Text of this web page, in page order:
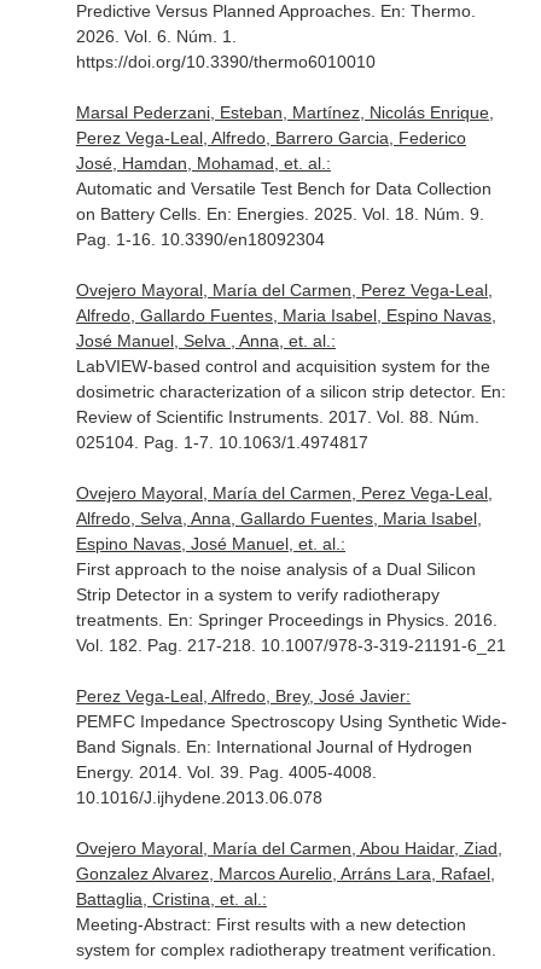
Predictive Versus Planned Approaches. En: Thermo.
2026. Vol. 6. Núm. 1.
https://doi.org/10.3390/thermo6010010
Marsal Pederzani, Esteban, Martínez, Nicolás Enrique,
Perez Vega-Leal, Alfredo, Barrero Garcia, Federico
José, Hamdan, Mohamad, et. al.:
Automatic and Versatile Test Bench for Data Collection
on Battery Cells. En: Energies. 2025. Vol. 18. Núm. 9.
Pag. 1-16. 10.3390/en18092304
Ovejero Mayoral, María del Carmen, Perez Vega-Leal,
Alfredo, Gallardo Fuentes, Maria Isabel, Espino Navas,
José Manuel, Selva , Anna, et. al.:
LabVIEW-based control and acquisition system for the
dosimetric characterization of a silicon strip detector. En:
Review of Scientific Instruments. 2017. Vol. 88. Núm.
025104. Pag. 1-7. 10.1063/1.4974817
Ovejero Mayoral, María del Carmen, Perez Vega-Leal,
Alfredo, Selva, Anna, Gallardo Fuentes, Maria Isabel,
Espino Navas, José Manuel, et. al.:
First approach to the noise analysis of a Dual Silicon
Strip Detector in a system to verify radiotherapy
treatments. En: Springer Proceedings in Physics. 2016.
Vol. 182. Pag. 217-218. 10.1007/978-3-319-21191-6_21
Perez Vega-Leal, Alfredo, Brey, José Javier:
PEMFC Impedance Spectroscopy Using Synthetic Wide-
Band Signals. En: International Journal of Hydrogen
Energy. 2014. Vol. 39. Pag. 4005-4008.
10.1016/J.ijhydene.2013.06.078
Ovejero Mayoral, María del Carmen, Abou Haidar, Ziad,
Gonzalez Alvarez, Marcos Aurelio, Arráns Lara, Rafael,
Battaglia, Cristina, et. al.:
Meeting-Abstract: First results with a new detection
system for complex radiotherapy treatment verification.